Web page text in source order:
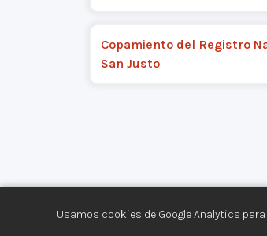
Usamos cookies de Google Analytics
Copamiento del Registro
San Justo
Centro de Documentación de